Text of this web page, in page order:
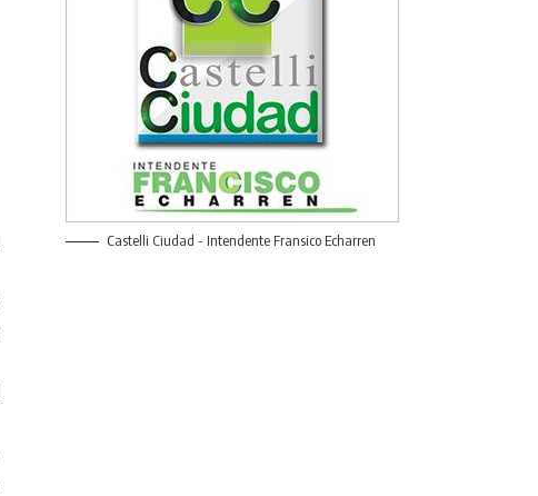
Castelli Ciudad - Intendente Fransico Echarren